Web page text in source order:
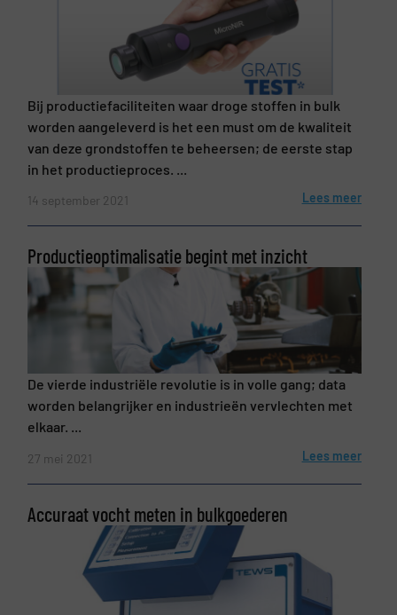
Bij productiefaciliteiten waar droge stoffen in bulk
worden aangeleverd is het een must om de kwaliteit
van deze grondstoffen te beheersen; de eerste stap
in het productieproces. ...
14 september 2021 Lees meer
Productieoptimalisatie begint met inzicht
De vierde industriële revolutie is in volle gang; data
worden belangrijker en industrieën vervlechten met
elkaar. ...
27 mei 2021 Lees meer
Accuraat vocht meten in bulkgoederen